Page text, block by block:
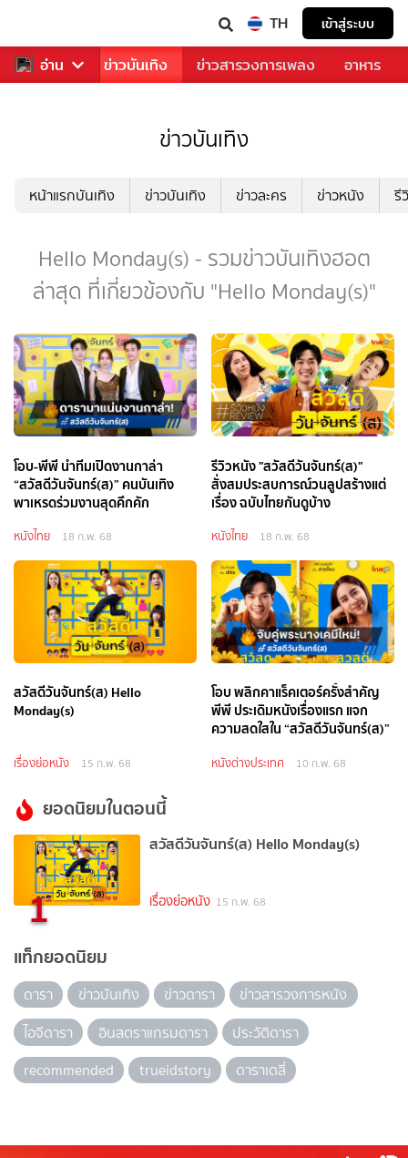
TH เข้าสู่ระบบ
อ่าน
ฬา ข่าว ข่าวบันเทิง ข่าวสารวงการเพลง อาหาร
ข่าวบันเทิง
หน้าแรกบันเทิง ข่าวบันเทิง ข่าวละคร ข่าวหนัง รี
Hello Monday(s) - รวมข่าวบันเทิงฮอต
ล่าสุด ที่เกี่ยวข้องกับ "Hello Monday(s)"
โอบ-พีพี นำทีมเปิดงานกาล่า
“สวัสดีวันจันทร์(ส)” คนบันเทิง
พาเหรดร่วมงานสุดคึกคัก
หนังไทย 18 ก.พ. 68
รีวิวหนัง "สวัสดีวันจันทร์(ส)"
สั่งสมประสบการณ์วนลูปสร้างแต่
เรื่อง ฉบับไทยกันดูบ้าง
หนังไทย 18 ก.พ. 68
สวัสดีวันจันทร์(ส) Hello
Monday(s)
เรื่องย่อหนัง 15 ก.พ. 68
โอบ พลิกคาแร็คเตอร์ครั้งสำคัญ
พีพี ประเดิมหนังเรื่องแรก แจก
ความสดใสใน “สวัสดีวันจันทร์(ส)”
หนังต่างประเทศ 10 ก.พ. 68
ยอดนิยมในตอนนี้
1
สวัสดีวันจันทร์(ส) Hello Monday(s)
เรื่องย่อหนัง 15 ก.พ. 68
แท็กยอดนิยม
ดารา ข่าวบันเทิง ข่าวดารา
ข่าวสารวงการหนัง
ไอจีดารา
อินสตราแกรมดารา
ประวัติดารา
recommended
trueidstory ดาราเดลี่